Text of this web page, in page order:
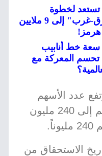
لخطوة
تاريخية.. زيادة سعة خط "شرق-غرب" إلى 9 ملايين
هرمز!
سعة خط أنابيب
تحسم المعركة مع
عدد الأسهم
القائمة من 120 مليون سهم إلى 240 مليون
الاستحقاق من